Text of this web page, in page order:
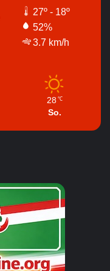
27º - 18º
52%
3.7 km/h
28 ℃
So.